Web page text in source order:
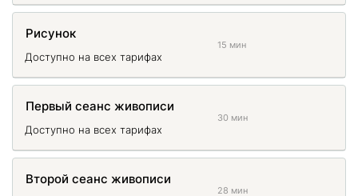
Рисунок
Доступно на всех тарифах
15 мин
Первый сеанс живописи
Доступно на всех тарифах
30 мин
Второй сеанс живописи
28 мин